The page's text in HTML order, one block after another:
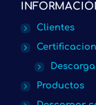
opens
in
new
window
opens
in
new
window
opens
in
new
Clientes
Productos